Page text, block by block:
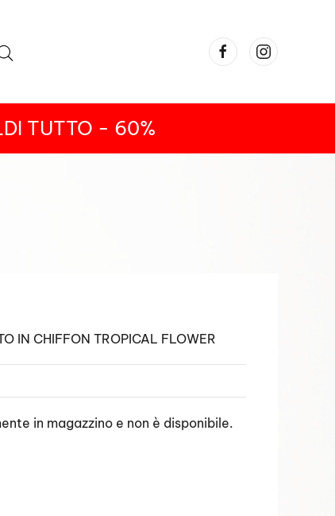
TUTTO - 60%
IN CHIFFON TROPICAL FLOWER
in magazzino e non è disponibile.